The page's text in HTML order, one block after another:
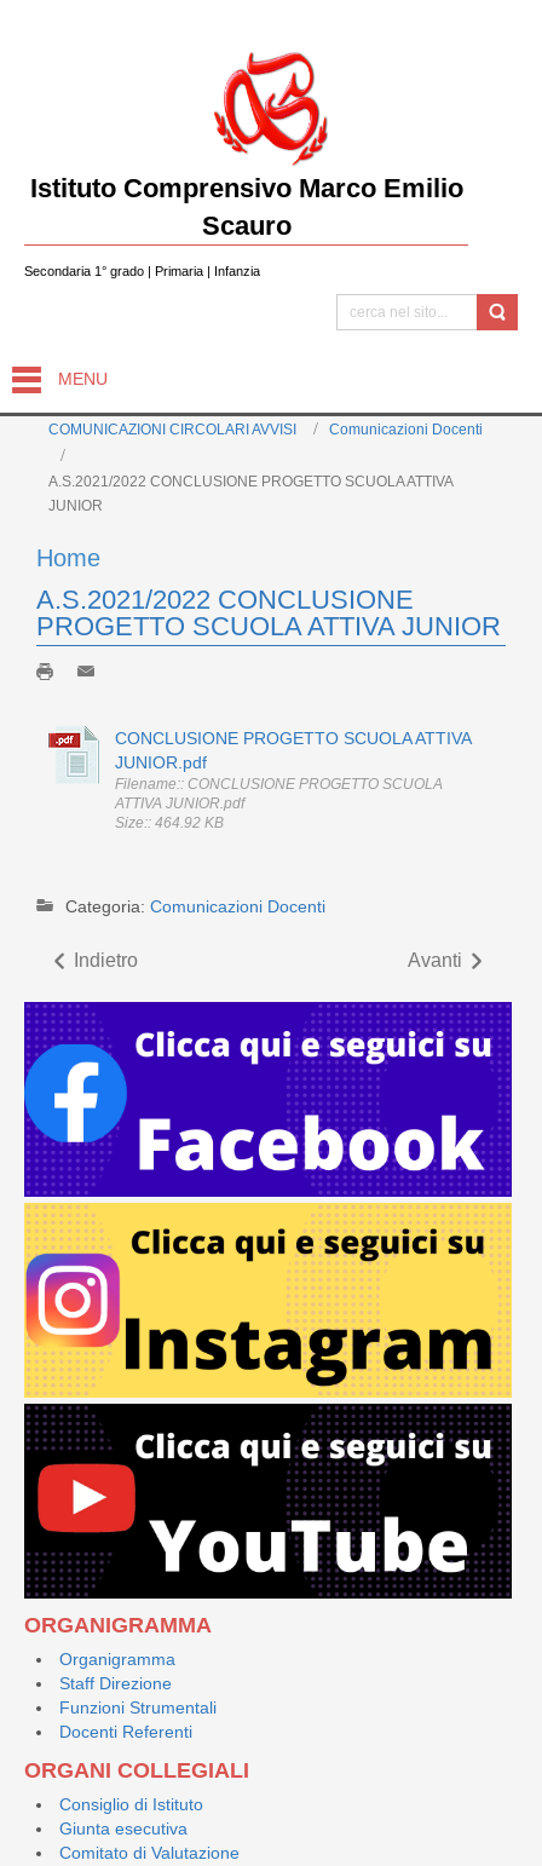
Istituto Comprensivo Marco Emilio
Scauro
Secondaria 1° grado | Primaria | Infanzia
MENU
COMUNICAZIONI CIRCOLARI AVVISI Comunicazioni Docenti
A.S.2021/2022 CONCLUSIONE PROGETTO SCUOLA ATTIVA
JUNIOR
ORGANIGRAMMA
Organigramma
Staff Direzione
Funzioni Strumentali
Docenti Referenti
ORGANI COLLEGIALI
Consiglio di Istituto
Giunta esecutiva
Comitato di Valutazione
Home
A.S.2021/2022 CONCLUSIONE
PROGETTO SCUOLA ATTIVA JUNIOR
CONCLUSIONE PROGETTO SCUOLA ATTIVA
JUNIOR.pdf
Filename:: CONCLUSIONE PROGETTO SCUOLA
ATTIVA JUNIOR.pdf
Size:: 464.92 KB
Categoria: Comunicazioni Docenti
Indietro Avanti